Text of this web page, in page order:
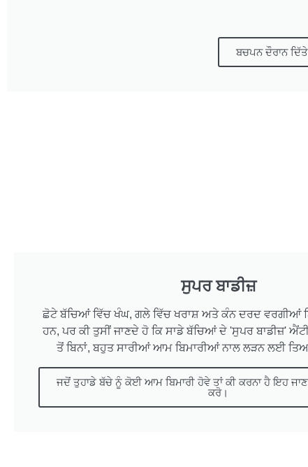
ਬਚਪਨ ਦੌਰਾਨ
ਸੁਪਰ ਬਾਡੀਜ਼
ਛੋਟੇ ਬੱਚਿਆਂ ਵਿੱਚ ਖੰਘ, ਗਲੇ ਵਿੱਚ ਖਰਾਸ਼ ਅਤੇ ਕੰਨ ਦਰਦ ਵਰਗੀਆਂ
ਹਨ, ਪਰ ਕੀ ਤੁਸੀਂ ਜਾਣਦੇ ਹੋ ਕਿ ਸਾਡੇ ਬੱਚਿਆਂ ਦੇ 'ਸੁਪਰ ਬਾਡੀਜ਼'
ਤੋਂ ਬਿਨਾਂ, ਬਹੁਤ ਸਾਰੀਆਂ ਆਮ ਬਿਮਾਰੀਆਂ ਨਾਲ ਲੜਨ ਲਈ
ਜਦੋਂ ਤੁਹਾਡੇ ਬੱਚੇ ਨੂੰ ਕੋਈ ਆਮ ਬਿਮਾਰੀ ਹੋਵੇ ਤਾਂ ਕੀ ਕਰਨਾ ਹੈ ਇਹ
ਕਰੋ।